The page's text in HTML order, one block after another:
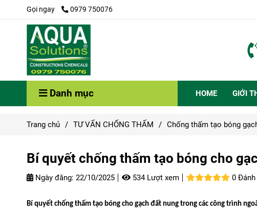
Gọi ngay 0979 750076
Danh mục HOME GIỚI
Trang chủ / TƯ VẤN CHỐNG THẤM / Chống thấm tạo bóng
Bí quyết chống thấm tạo bóng cho
Ngày đăng: 22/10/2025 534 Lượt xem 0
Bí quyết chống thấm tạo bóng cho gạch đất nung trong các công trình